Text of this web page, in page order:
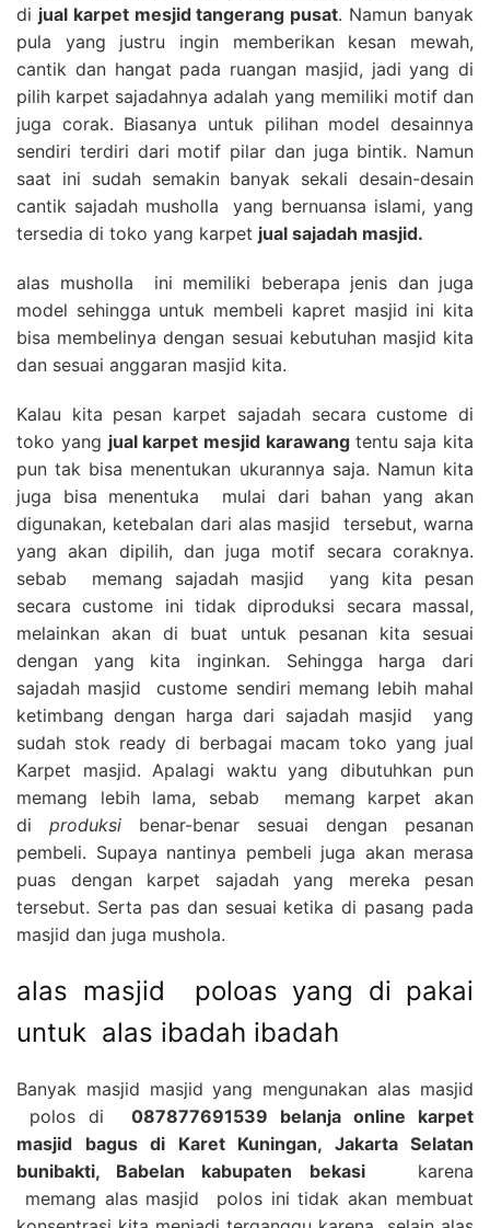
di jual karpet mesjid tangerang pusat. Namun banyak
pula yang justru ingin memberikan kesan mewah,
cantik dan hangat pada ruangan masjid, jadi yang di
pilih karpet sajadahnya adalah yang memiliki motif dan
juga corak. Biasanya untuk pilihan model desainnya
sendiri terdiri dari motif pilar dan juga bintik. Namun
saat ini sudah semakin banyak sekali desain-desain
cantik sajadah musholla yang bernuansa islami, yang
tersedia di toko yang karpet jual sajadah masjid.
alas musholla ini memiliki beberapa jenis dan juga
model sehingga untuk membeli kapret masjid ini kita
bisa membelinya dengan sesuai kebutuhan masjid kita
dan sesuai anggaran masjid kita.
Kalau kita pesan karpet sajadah secara custome di
toko yang jual karpet mesjid karawang tentu saja kita
pun tak bisa menentukan ukurannya saja. Namun kita
juga bisa menentuka mulai dari bahan yang akan
digunakan, ketebalan dari alas masjid tersebut, warna
yang akan dipilih, dan juga motif secara coraknya.
sebab memang sajadah masjid yang kita pesan
secara custome ini tidak diproduksi secara massal,
melainkan akan di buat untuk pesanan kita sesuai
dengan yang kita inginkan. Sehingga harga dari
sajadah masjid custome sendiri memang lebih mahal
ketimbang dengan harga dari sajadah masjid yang
sudah stok ready di berbagai macam toko yang jual
Karpet masjid. Apalagi waktu yang dibutuhkan pun
memang lebih lama, sebab memang karpet akan
di produksi benar-benar sesuai dengan pesanan
pembeli. Supaya nantinya pembeli juga akan merasa
puas dengan karpet sajadah yang mereka pesan
tersebut. Serta pas dan sesuai ketika di pasang pada
masjid dan juga mushola.
alas masjid poloas yang di pakai
untuk alas ibadah ibadah
Banyak masjid masjid yang mengunakan alas masjid
polos di 087877691539 belanja online karpet
masjid bagus di Karet Kuningan, Jakarta Selatan
bunibakti, Babelan kabupaten bekasikarena
memang alas masjid polos ini tidak akan membuat